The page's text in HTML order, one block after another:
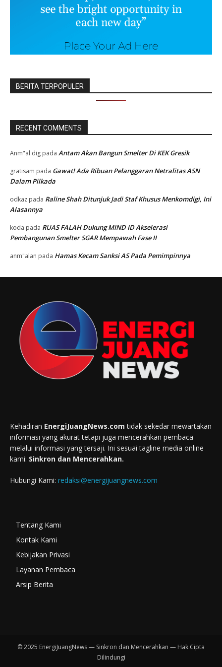
BERITA TERPOPULER
RECENT COMMENTS
Anm"al dig pada Antam Akan Bangun Smelter Di KEK Gresik
gratisam pada Gawat! Ada Ribuan Pelanggaran Netralitas ASN
Dalam Pilkada
odkaz pada Raline Shah Ditunjuk Jadi Staf Khusus Menkomdigi, Ini
Alasannya
koda pada RUAS FALAH Dukung MIND ID Akselerasi
Pembangunan Smelter SGAR Mempawah Fase II
anm"alan pada Hamas Kecam Sanksi AS Pada Pemimpinnya
Kehadiran EnergiJuangNews.com tidak sekedar mewartakan
informasi yang akurat tetapi juga mencerahkan pembaca
melalui informasi yang tersaji. Ini sesuai tagline media online
kami: Sinkron dan Mencerahkan.
Hubungi Kami: redaksi@energijuangnews.com
Tentang Kami
Kontak Kami
Kebijakan Privasi
Layanan Pembaca
Arsip Berita
© 2025 EnergiJuangNews — Sinkron dan Mencerahkan — Hak Cipta
Dilindungi